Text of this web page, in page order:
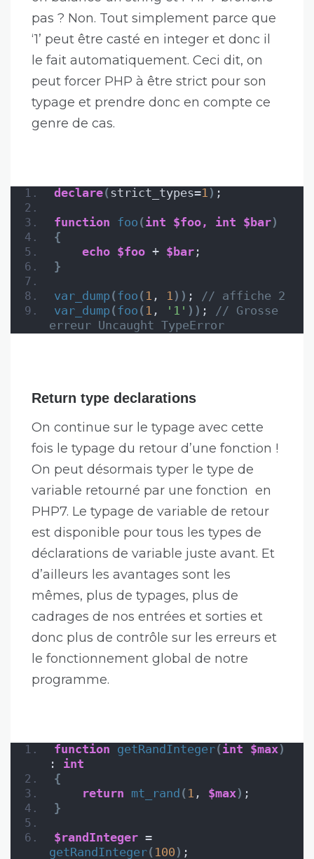
pas ? Non. Tout simplement parce que
‘1’ peut être casté en integer et donc il
le fait automatiquement. Ceci dit, on
peut forcer PHP à être strict pour son
typage et prendre donc en compte ce
genre de cas.
declare(strict_types=1 ) ;
function foo (int $foo, int $bar)
{
echo $foo + $bar ;
}
var_dump (foo ( 1 , 1 )) ; // affiche 2
var_dump (foo ( 1 , '1' )) ; // Grosse
erreur Uncaught TypeError
Return type declarations
On continue sur le typage avec cette
fois le typage du retour d’une fonction !
On peut désormais typer le type de
variable retourné par une fonction en
PHP7. Le typage de variable de retour
est disponible pour tous les types de
déclarations de variable juste avant. Et
d’ailleurs les avantages sont les
mêmes, plus de typages, plus de
cadrages de nos entrées et sorties et
donc plus de contrôle sur les erreurs et
le fonctionnement global de notre
programme.
function getRandInteger(int $max)
: int
{
return mt_rand ( 1 , $max) ;
}
$randInteger
getRandInteger( 100 ) ;